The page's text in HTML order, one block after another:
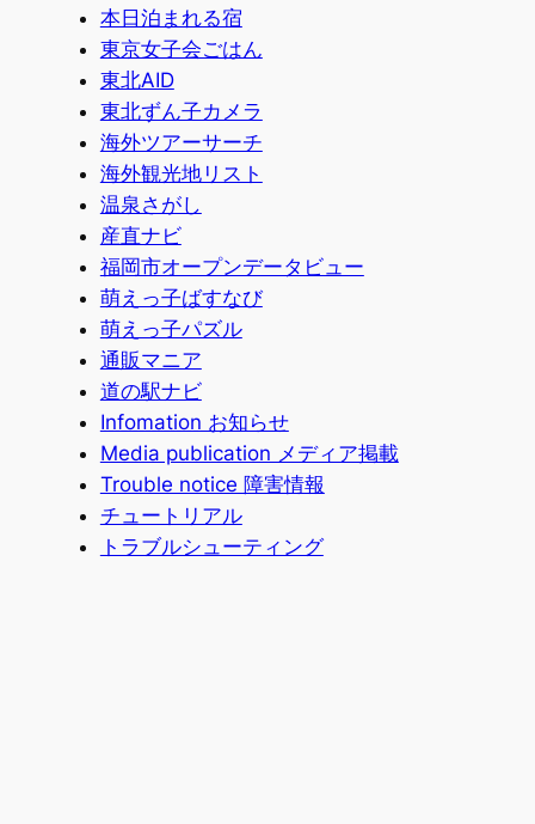
本日泊まれる宿
東京女子会ごはん
東北AID
東北ずん子カメラ
海外ツアーサーチ
海外観光地リスト
温泉さがし
産直ナビ
福岡市オープンデータビュー
萌えっ子ばすなび
萌えっ子パズル
通販マニア
道の駅ナビ
Infomation お知らせ
Media publication メディア掲載
Trouble notice 障害情報
チュートリアル
トラブルシューティング